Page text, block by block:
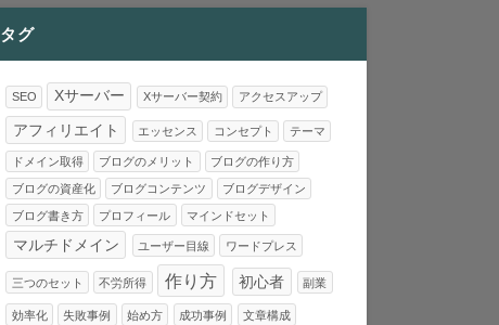
タグ
SEO Xサーバー Xサーバー契約 アクセスアップ
アフィリエイト エッセンス コンセプト テーマ
ドメイン取得 ブログのメリット ブログの作り方
ブログの資産化 ブログコンテンツ ブログデザイン
ブログ書き方 プロフィール マインドセット
マルチドメイン ユーザー目線 ワードプレス
三つのセット 不労所得 作り方 初心者 副業
効率化 失敗事例 始め方 成功事例 文章構成